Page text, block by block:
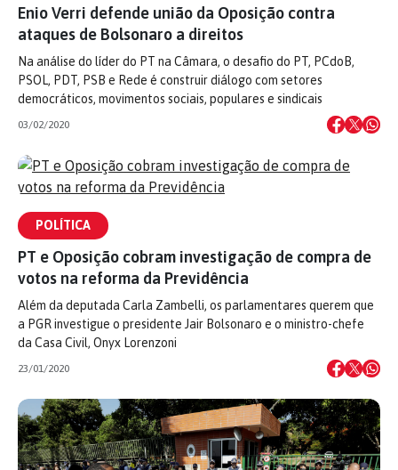
Enio Verri defende união da Oposição contra
ataques de Bolsonaro a direitos
Na análise do líder do PT na Câmara, o desafio do PT, PCdoB,
PSOL, PDT, PSB e Rede é construir diálogo com setores
democráticos, movimentos sociais, populares e sindicais
03/02/2020
POLÍTICA
PT e Oposição cobram investigação de compra de
votos na reforma da Previdência
Além da deputada Carla Zambelli, os parlamentares querem que
a PGR investigue o presidente Jair Bolsonaro e o ministro-chefe
da Casa Civil, Onyx Lorenzoni
23/01/2020